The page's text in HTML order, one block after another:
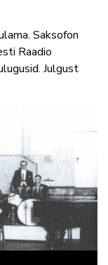
Saksofon
Raadio
Julgust